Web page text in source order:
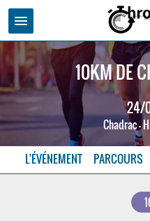
menu
10KM DE
24/
Chadrac -
L'ÉVÉNEMENT PARCOURS